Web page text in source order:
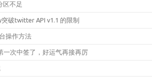
区不足
破twitter API v1.1 的限制
操作方法
一次中签了，好运气再接再厉